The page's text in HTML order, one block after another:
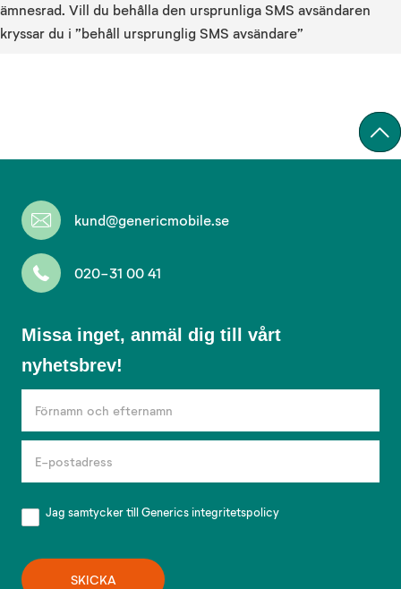
ämnesrad. Vill du behålla den ursprunliga SMS avsändaren
kryssar du i ”behåll ursprunglig SMS avsändare”
kund@genericmobile.se
020-31 00 41
Missa
anmäl
dig
till
vårt
nyhetsbrev!
Missa inget, anmäl dig till vårt
nyhetsbrev!
Jag samtycker till Genericsintegritetspolicy
SKICKA